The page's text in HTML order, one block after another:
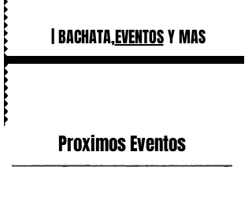
| BACHATA,EVENTOSY MAS
Proximos Eventos